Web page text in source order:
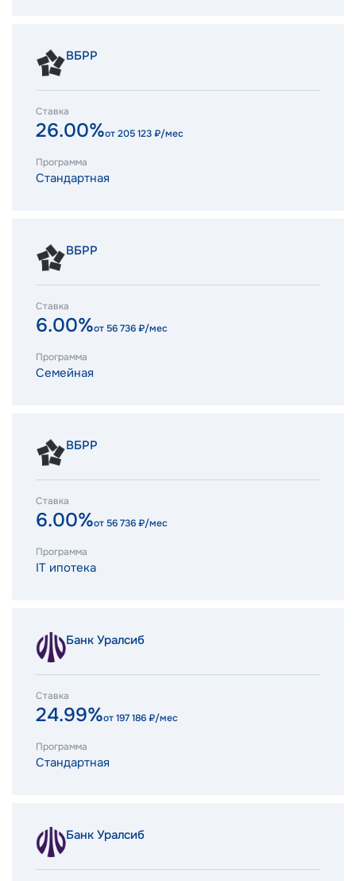
ВБРР
Ставка
26.00%от205 123₽/мес
Программа
Стандартная
ВБРР
Ставка
6.00%от 56 736₽/мес
Программа
Семейная
ВБРР
Ставка
6.00%от 56 736₽/мес
Программа
IT ипотека
Банк Уралсиб
Ставка
24.99%от197 186₽/мес
Программа
Стандартная
Банк Уралсиб